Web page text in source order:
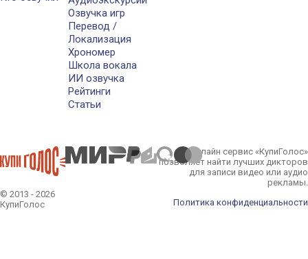
Озвучка игр
Перевод /
Локализация
Хрономер
Школа вокала
ИИ озвучка
Рейтинги
Статьи
© 2013 - 2026
КупиГолос
Онлайн сервис «КупиГолос»
позволяет найти лучших дикторов
для записи видео или аудио
рекламы.
Политика конфиденциальности